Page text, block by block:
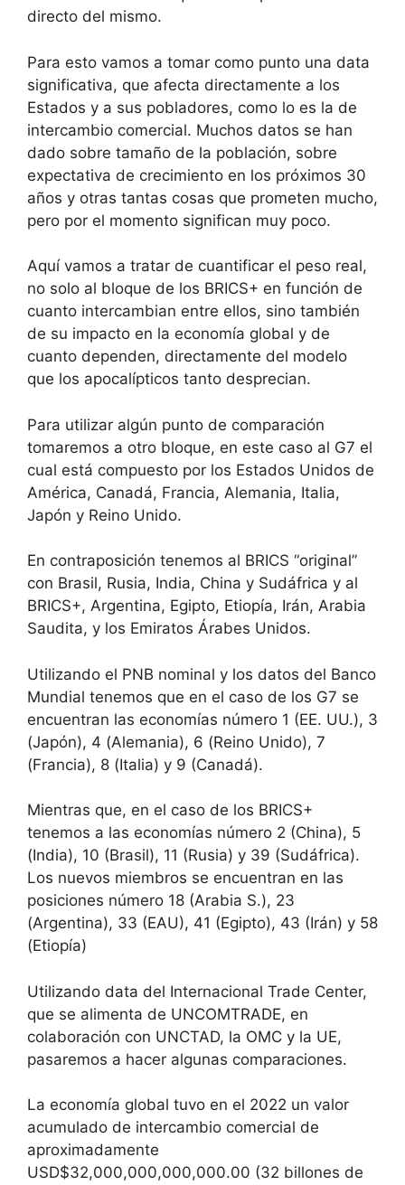
directo del mismo.
Para esto vamos a tomar como punto una data
significativa, que afecta directamente a los
Estados y a sus pobladores, como lo es la de
intercambio comercial. Muchos datos se han
dado sobre tamaño de la población, sobre
expectativa de crecimiento en los próximos 30
años y otras tantas cosas que prometen mucho,
pero por el momento significan muy poco.
Aquí vamos a tratar de cuantificar el peso real,
no solo al bloque de los BRICS+ en función de
cuanto intercambian entre ellos, sino también
de su impacto en la economía global y de
cuanto dependen, directamente del modelo
que los apocalípticos tanto desprecian.
Para utilizar algún punto de comparación
tomaremos a otro bloque, en este caso al G7 el
cual está compuesto por los Estados Unidos de
América, Canadá, Francia, Alemania, Italia,
Japón y Reino Unido.
En contraposición tenemos al BRICS “original”
con Brasil, Rusia, India, China y Sudáfrica y al
BRICS+, Argentina, Egipto, Etiopía, Irán, Arabia
Saudita, y los Emiratos Árabes Unidos.
Utilizando el PNB nominal y los datos del Banco
Mundial tenemos que en el caso de los G7 se
encuentran las economías número 1 (EE. UU.), 3
(Japón), 4 (Alemania), 6 (Reino Unido), 7
(Francia), 8 (Italia) y 9 (Canadá).
Mientras que, en el caso de los BRICS+
tenemos a las economías número 2 (China), 5
(India), 10 (Brasil), 11 (Rusia) y 39 (Sudáfrica).
Los nuevos miembros se encuentran en las
posiciones número 18 (Arabia S.), 23
(Argentina), 33 (EAU), 41 (Egipto), 43 (Irán) y 58
(Etiopía)
Utilizando data del Internacional Trade Center,
que se alimenta de UNCOMTRADE, en
colaboración con UNCTAD, la OMC y la UE,
pasaremos a hacer algunas comparaciones.
La economía global tuvo en el 2022 un valor
acumulado de intercambio comercial de
aproximadamente
USD$32,000,000,000,000.00 (32 billones de